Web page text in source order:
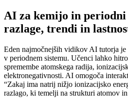
AI za kemijo in
razlage, trendi in
Eden najmočnejših vidikov AI tutorja je
v periodnem sistemu. Učenci lahko
spremembe atomskega radija,
elektronegativnosti. AI omogoča
“Zakaj ima natrij nižjo ionizacijsko
razlago, ki temelji na strukturi atomov